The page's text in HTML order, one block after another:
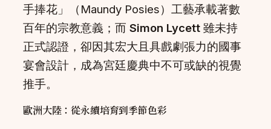
手捧花」（Maundy Posies）工藝承載著數
百年的宗教意義；而 Simon Lycett 雖未持
正式認證，卻因其宏大且具戲劇張力的國事
宴會設計，成為宮廷慶典中不可或缺的視覺
推手。
歐洲大陸：從永續培育到季節色彩